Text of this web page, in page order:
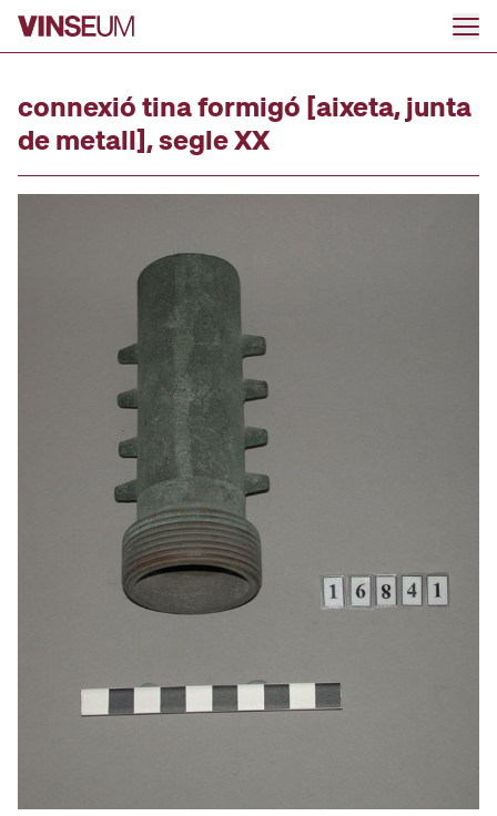
Anar al contingut
connexió tina formigó [aixeta, junta
de metall], segle XX